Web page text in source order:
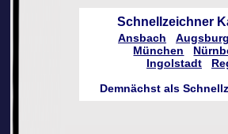
Schnellzeichner
Ansbach
München
Ingolstadt
Demnächst als